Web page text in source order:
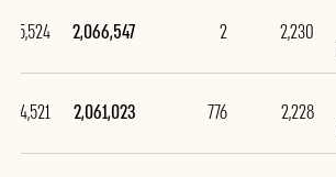
2,230
2
2,066,547
5,524
2,228
776
2,061,023
714,521